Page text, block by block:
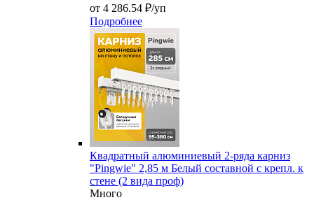
от 4 286.54 ₽/уп
Подробнее
Квадратный алюминиевый 2-ряда карниз
"Pingwie" 2,85 м Белый составной с крепл. к
стене (2 вида проф)
Много